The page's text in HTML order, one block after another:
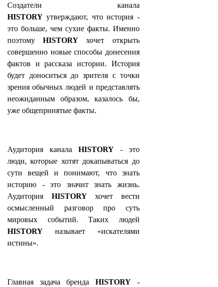
Создатели канала
HISTORYутверждают, что история -
это больше, чем сухие факты. Именно
поэтомуHISTORY хочет открыть
совершенно новые способы донесения
фактов и рассказа истории. История
будет доноситься до зрителя с точки
зрения обычных людей и представлять
неожиданным образом, казалось бы,
уже общепринятые факты.
Аудитория канала HISTORY- это
люди, которые хотят докапываться до
сути вещей и понимают, что знать
историю - это значит знать жизнь.
Аудитория HISTORYхочет вести
осмысленный разговор про суть
мировых событий. Таких людей
HISTORY называет «искателями
истины».
Главная задача брендаHISTORY -